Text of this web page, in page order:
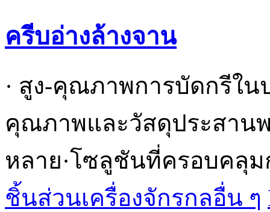
ครีบอ่างล้างจาน
· สูง-คุณภาพการบัดกรีใน
คุณภาพและวัสดุประสาน
หลาย·โซลูชันที่ครอบคลุ
ชิ้นส่วนเครื่องจักรกลอื่น ๆ